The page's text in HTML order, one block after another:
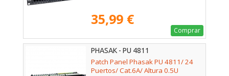
35,99 €
Comprar
PHASAK - PU 4811
Patch Panel Phasak PU 4811/ 24
Puertos/ Cat.6A/ Altura 0.5U